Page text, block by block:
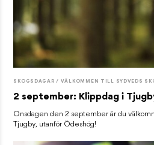
SKOGSDAGAR / VÄLKOMMEN TILL SYDVEDS
2 september: Klippdag i
Onsdagen den 2 september är du
Tjugby, utanför Ödeshög!